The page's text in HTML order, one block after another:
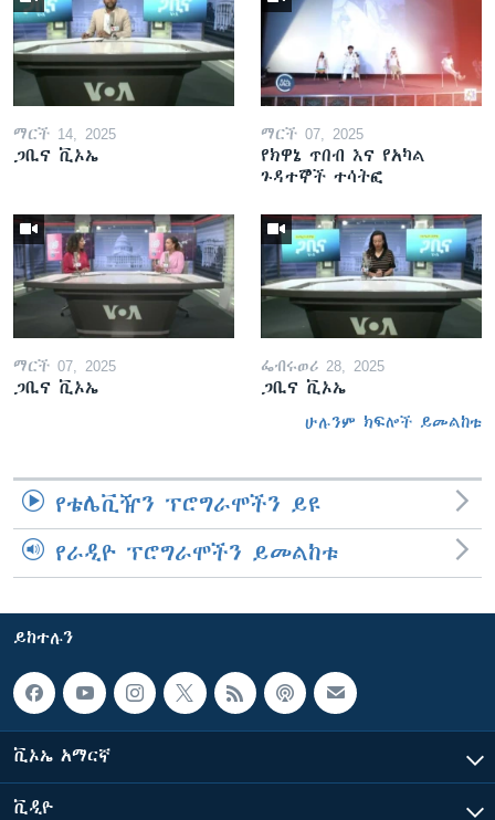
ማርች 14, 2025
ጋቢና ቪኦኤ
ማርች 07, 2025
የክዋኔ ጥበብ እና የአካል
ጉዳተኞች ተሳትፎ
ማርች 07, 2025
ጋቢና ቪኦኤ
ፌብሩወሪ 28, 2025
ጋቢና ቪኦኤ
ሁሉንም ክፍሎች ይመልከቱ
የቴሌቪዥን ፕሮግራሞችን ይዩ
የራዲዮ ፕሮግራሞችን ይመልከቱ
ይከተሉን
ቪኦኤ አማርኛ
ቪዲዮ